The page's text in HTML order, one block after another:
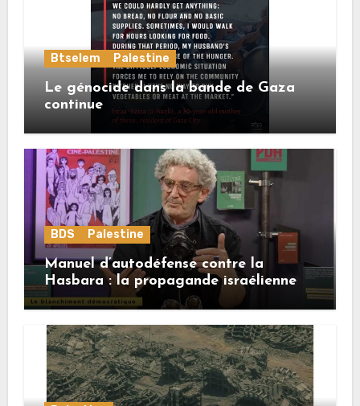
Btselem Palestine
Le génocide dans la bande de Gaza
continue
BDS Palestine
Manuel d’autodéfense contre la
Hasbara : la propagande israélienne